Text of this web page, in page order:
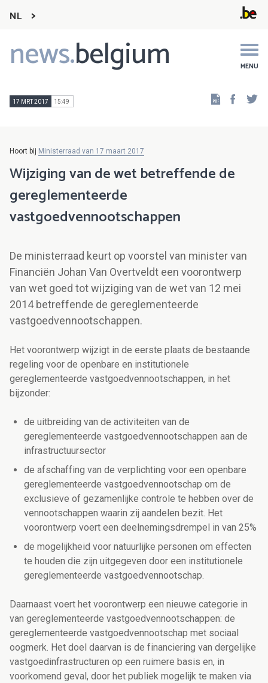
NL
news.belgium MENU
Main
navigation
17 MRT 2017 15:49
Hoort bij Ministerraad van 17 maart 2017
Wijziging van de wet betreffende de
gereglementeerde
vastgoedvennootschappen
De ministerraad keurt op voorstel van minister van
Financiën Johan Van Overtveldt een voorontwerp
van wet goed tot wijziging van de wet van 12 mei
2014 betreffende de gereglementeerde
vastgoedvennootschappen.
Het voorontwerp wijzigt in de eerste plaats de bestaande
regeling voor de openbare en institutionele
gereglementeerde vastgoedvennootschappen, in het
bijzonder:
de uitbreiding van de activiteiten van de
gereglementeerde vastgoedvennootschappen aan de
infrastructuursector
de afschaffing van de verplichting voor een openbare
gereglementeerde vastgoedvennootschap om de
exclusieve of gezamenlijke controle te hebben over de
vennootschappen waarin zij aandelen bezit. Het
voorontwerp voert een deelnemingsdrempel in van 25%
de mogelijkheid voor natuurlijke personen om effecten
te houden die zijn uitgegeven door een institutionele
gereglementeerde vastgoedvennootschap.
Daarnaast voert het voorontwerp een nieuwe categorie in
van gereglementeerde vastgoedvennootschappen: de
gereglementeerde vastgoedvennootschap met sociaal
oogmerk. Het doel daarvan is de financiering van dergelijke
vastgoedinfrastructuren op een ruimere basis en, in
voorkomend geval, door het publiek mogelijk te maken via